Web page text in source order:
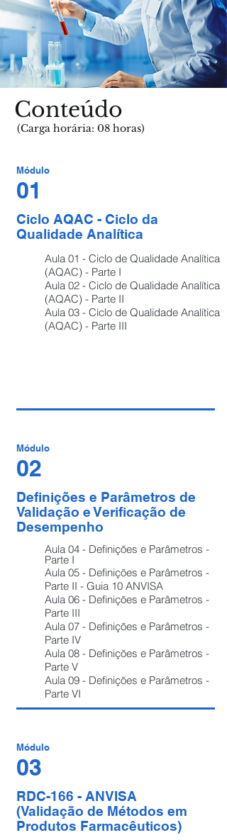
Conteúdo
(Carga horária: 08 horas)
Módulo
01
Ciclo AQAC - Ciclo da
Qualidade Analítica
Aula 01 - Ciclo de Qualidade Analítica
(AQAC) - Parte I
Aula 02 - Ciclo de Qualidade Analítica
(AQAC) - Parte II
Aula 03 - Ciclo de Qualidade Analítica
(AQAC) - Parte III
Módulo
02
Definições e Parâmetros de
Validação e Verificação de
Desempenho
Aula 04 - Definições e Parâmetros -
Parte I
Aula 05 - Definições e Parâmetros -
Parte II - Guia 10 ANVISA
Aula 06 - Definições e Parâmetros -
Parte III
Aula 07 - Definições e Parâmetros -
Parte IV
Aula 08 - Definições e Parâmetros -
Parte V
Aula 09 - Definições e Parâmetros -
Parte VI
Módulo
03
RDC-166 - ANVISA
(Validação de Métodos em
Produtos Farmacêuticos)